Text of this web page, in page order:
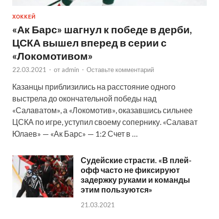
ХОККЕЙ
«Ак Барс» шагнул к победе в дерби,
ЦСКА вышел вперед в серии с
«Локомотивом»
22.03.2021 - от admin - Оставьте комментарий
Казанцы приблизились на расстояние одного
выстрела до окончательной победы над
«Салаватом», а «Локомотив», оказавшись сильнее
ЦСКА по игре, уступил своему сопернику. «Салават
Юлаев» — «Ак Барс» — 1:2 Счет в …
Судейские страсти. «В плей-
офф часто не фиксируют
задержку руками и команды
этим пользуются»
21.03.2021